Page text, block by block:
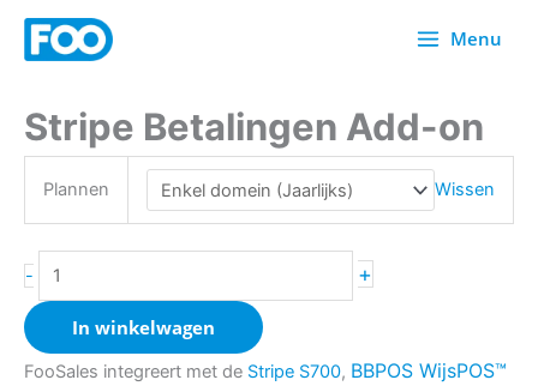
Overslaan
Menu
Stripe Betalingen Add-on
Plannen Wissen
-
Stripe
Payments
Add-
aantal
+
In winkelwagen
FooSales integreert met de Stripe S700, BBPOS WijsPOS™